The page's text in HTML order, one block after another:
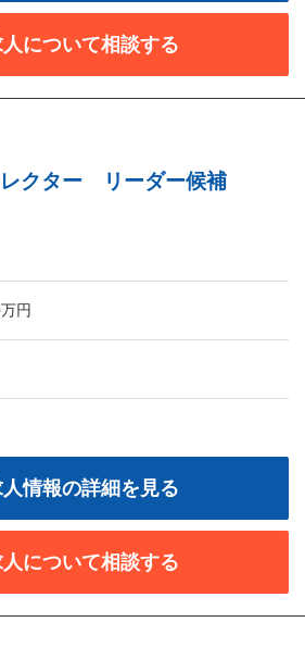
について相談する
クター リーダー候補
円
情報の詳細を見る
について相談する